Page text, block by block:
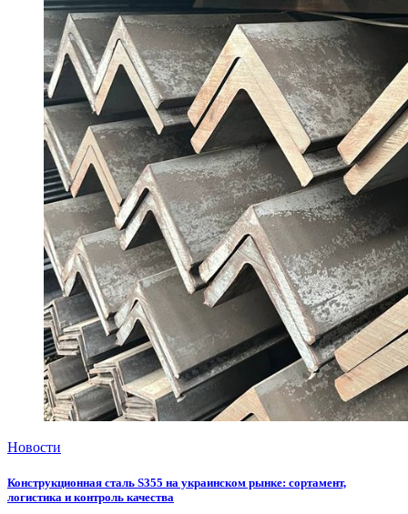
Новости
Конструкционная сталь S355 на украинском рынке: сортамент,
логистика и контроль качества